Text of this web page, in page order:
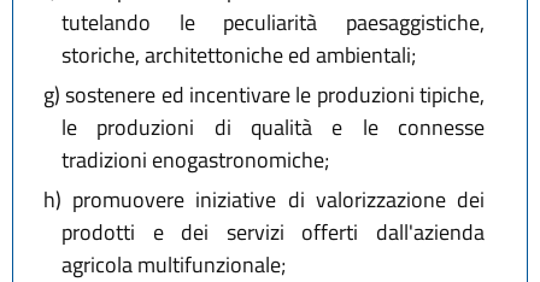
tutelando le peculiarità paesaggistiche,
storiche, architettoniche ed ambientali;
g)sostenere ed incentivare le produzioni tipiche,
le produzioni di qualità e le connesse
tradizioni enogastronomiche;
h) promuovere iniziative di valorizzazione dei
prodotti e dei servizi offerti dall'azienda
agricola multifunzionale;